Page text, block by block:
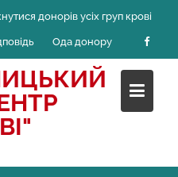
донорів усіх груп крові
Ода донору